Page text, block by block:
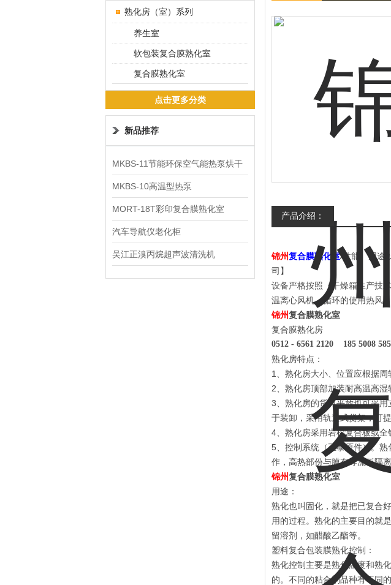
产品介绍：
锦州复合膜熟化室/性能、用途
司】
设备严格按照《干燥箱生产技
温离心风机，循环的使用热风
锦州复合膜熟化室
复合膜熟化房
0512 - 6561 2120 185 5008
熟化房特点：
1、熟化房大小、位置应根据
2、熟化房顶部加装耐高温高
3、熟化房的货可平放也可采
于装卸，采用轨道式货架，可提
4、熟化房采用岩棉复合板或全
5、控制系统（正泰原件）。
作，高热部份与膜有导流板隔
锦州复合膜熟化室
用途：
熟化也叫固化，就是把已复合
用的过程。熟化的主要目的就
留溶剂，如醋酸乙酯等。
塑料复合包装膜熟化控制：
熟化控制主要是熟化温度和熟
的。不同的粘合剂品种有不同
熟化房（室）系列
养生室
软包装复合膜熟化室
复合膜熟化室
点击更多分类
新品推荐
MKBS-11节能环保空气能热泵烘干
机
MKBS-10高温型热泵
MORT-18T彩印复合膜熟化室
汽车导航仪老化柜
吴江正溴丙烷超声波清洗机